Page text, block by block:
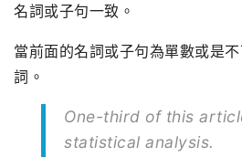
名詞或子句一致。
當前面的名詞或子句為單數或是
詞。
One-third of this
statistical analysis.